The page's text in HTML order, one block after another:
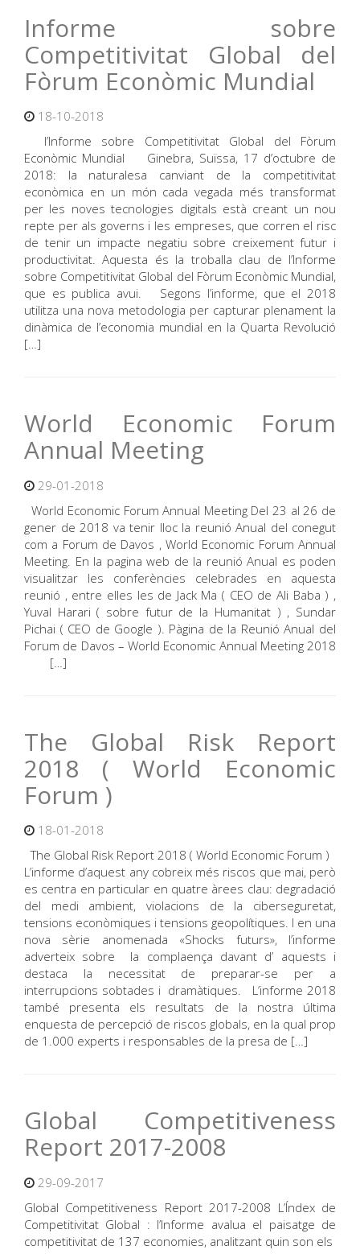
Informe sobre
Competitivitat Global del
Fòrum Econòmic Mundial
18-10-2018
l’Informe sobre Competitivitat Global del Fòrum
Econòmic Mundial Ginebra, Suïssa, 17 d’octubre de
2018: la naturalesa canviant de la competitivitat
econòmica en un món cada vegada més transformat
per les noves tecnologies digitals està creant un nou
repte per als governs i les empreses, que corren el risc
de tenir un impacte negatiu sobre creixement futur i
productivitat. Aquesta és la troballa clau de l’Informe
sobre Competitivitat Global del Fòrum Econòmic Mundial,
que es publica avui. Segons l’informe, que el 2018
utilitza una nova metodologia per capturar plenament la
dinàmica de l’economia mundial en la Quarta Revolució
[…]
World Economic Forum
Annual Meeting
29-01-2018
World Economic Forum Annual Meeting Del 23 al 26 de
gener de 2018 va tenir lloc la reunió Anual del conegut
com a Forum de Davos , World Economic Forum Annual
Meeting. En la pagina web de la reunió Anual es poden
visualitzar les conferències celebrades en aquesta
reunió , entre elles les de Jack Ma ( CEO de Ali Baba ) ,
Yuval Harari ( sobre futur de la Humanitat ) , Sundar
Pichai ( CEO de Google ). Pàgina de la Reunió Anual del
Forum de Davos – World Economic Annual Meeting 2018
[…]
The Global Risk Report
2018 ( World Economic
Forum )
18-01-2018
The Global Risk Report 2018 ( World Economic Forum )
L’informe d’aquest any cobreix més riscos que mai, però
es centra en particular en quatre àrees clau: degradació
del medi ambient, violacions de la ciberseguretat,
tensions econòmiques i tensions geopolítiques. I en una
nova sèrie anomenada «Shocks futurs», l’informe
adverteix sobre la complaença davant d’ aquests i
destaca la necessitat de preparar-se per a
interrupcions sobtades i dramàtiques. L’informe 2018
també presenta els resultats de la nostra última
enquesta de percepció de riscos globals, en la qual prop
de 1.000 experts i responsables de la presa de […]
Global Competitiveness
Report 2017-2008
29-09-2017
Global Competitiveness Report 2017-2008 L’Índex de
Competitivitat Global : l’Informe avalua el paisatge de
competitivitat de 137 economies, analitzant quin son els